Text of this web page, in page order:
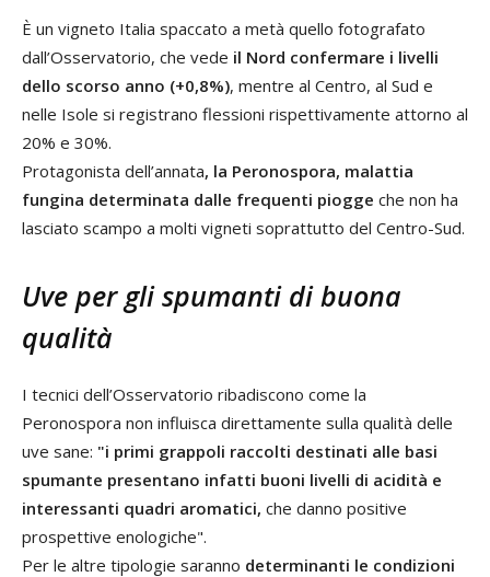
È un vigneto Italia spaccato a metà quello fotografato
dall’Osservatorio, che vede il Nord confermare i livelli
dello scorso anno (+0,8%), mentre al Centro, al Sud e
nelle Isole si registrano flessioni rispettivamente attorno al
20% e 30%.
Protagonista dell’annata, la Peronospora, malattia
fungina determinata dalle frequenti piogge che non ha
lasciato scampo a molti vigneti soprattutto del Centro-Sud.
Uve per gli spumanti di buona
qualità
I tecnici dell’Osservatorio ribadiscono come la
Peronospora non influisca direttamente sulla qualità delle
uve sane: "i primi grappoli raccolti destinati alle basi
spumante presentano infatti buoni livelli di acidità e
interessanti quadri aromatici, che danno positive
prospettive enologiche".
Per le altre tipologie saranno determinanti le condizioni